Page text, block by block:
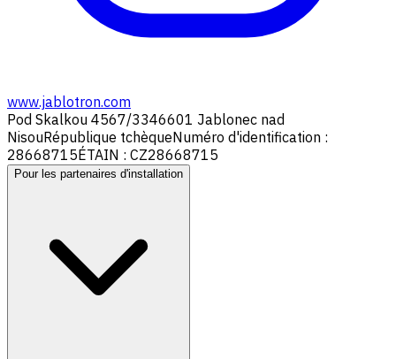
www.jablotron.com
Pod Skalkou 4567/3346601 Jablonec nad
NisouRépublique tchèqueNuméro d'identification :
28668715ÉTAIN : CZ28668715
Pour les partenaires d'installation